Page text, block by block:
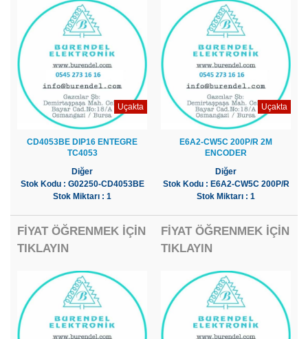
Uçakta
CD4053BE DIP16 ENTEGRE
TC4053
Diğer
Stok Kodu : G02250-CD4053BE
Stok Miktarı : 1
FİYAT ÖĞRENMEK İÇİN
TIKLAYIN
Uçakta
E6A2-CW5C 200P/R 2M
ENCODER
Diğer
Stok Kodu : E6A2-CW5C 200P/R
Stok Miktarı : 1
FİYAT ÖĞRENMEK İÇİN
TIKLAYIN